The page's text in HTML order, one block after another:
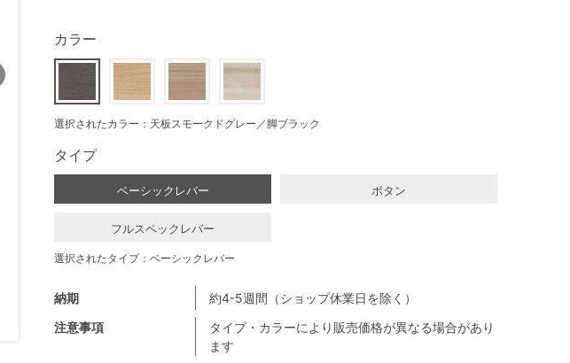
注意事項
タイプ・カラーにより販売価格が異なる場合があり
ます
納期 約4-5週間（ショップ休業日を除く）
カラー
選択されたカラー：天板スモークドグレー／脚ブラック
タイプ
ベーシックレバー ボタン
フルスペックレバー
選択されたタイプ：ベーシックレバー